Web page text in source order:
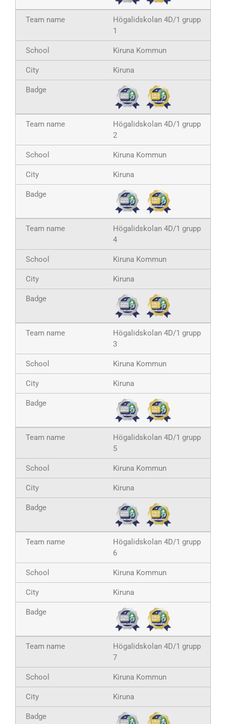
Högalidskolan 4D/1 grupp
1
Kiruna Kommun
Kiruna
Högalidskolan 4D/1 grupp
2
Kiruna Kommun
Kiruna
Högalidskolan 4D/1 grupp
4
Kiruna Kommun
Kiruna
Högalidskolan 4D/1 grupp
3
Kiruna Kommun
Kiruna
Högalidskolan 4D/1 grupp
5
Kiruna Kommun
Kiruna
Högalidskolan 4D/1 grupp
6
Kiruna Kommun
Kiruna
Högalidskolan 4D/1 grupp
7
Kiruna Kommun
Kiruna